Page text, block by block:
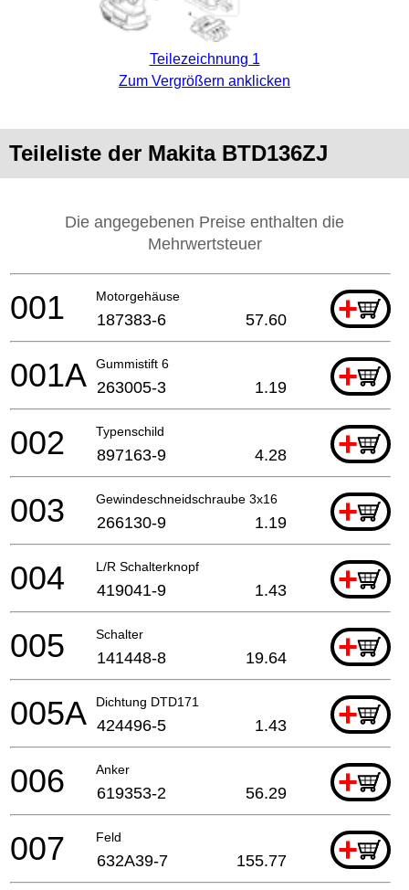
Teilezeichnung 1
Zum Vergrößern anklicken
Teileliste der Makita BTD136ZJ
Die angegebenen Preise enthalten die
Mehrwertsteuer
Motorgehäuse +
001 187383-6 57.60
Gummistift 6 +
001A 263005-3 1.19
Typenschild +
002 897163-9 4.28
Gewindeschneidschraube 3x16 +
003 266130-9 1.19
L/R Schalterknopf +
004 419041-9 1.43
Schalter +
005 141448-8 19.64
Dichtung DTD171 +
005A 424496-5 1.43
Anker +
006 619353-2 56.29
Feld +
007 632A39-7 155.77